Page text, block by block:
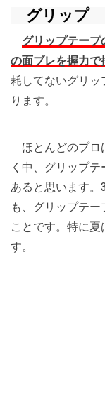
グリップ
グリップテープ
の面ブレを握力で
耗してないグリッ
ります。
ほとんどのプロ
く中、グリップ
あると思います。
も、グリップテ
ことです。特に
す。